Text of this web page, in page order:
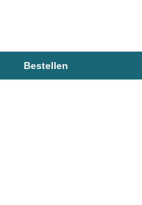
Bestellen